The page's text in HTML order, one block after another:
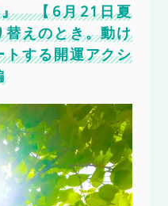
』 【6月21日夏
替えのとき。動け
トする開運アクシ